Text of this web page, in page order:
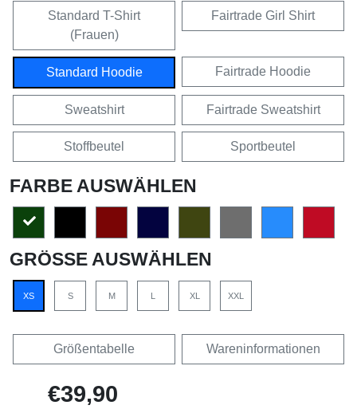
Standard T-Shirt
(Frauen)
Fairtrade Girl Shirt
Standard Hoodie Fairtrade Hoodie
Sweatshirt Fairtrade Sweatshirt
Stoffbeutel Sportbeutel
FARBE AUSWÄHLEN
GRÖSSE AUSWÄHLEN
XS S M L XL XXL
Größentabelle Wareninformationen
€39,90